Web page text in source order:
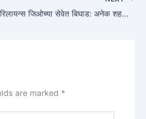
रिलायन्स जिओच्या सेवेत बिघाड: अनेक शहरांमध्ये मोबाइल नेटवर्क आणि इंटरनेट सेवा खंडित
are marked *